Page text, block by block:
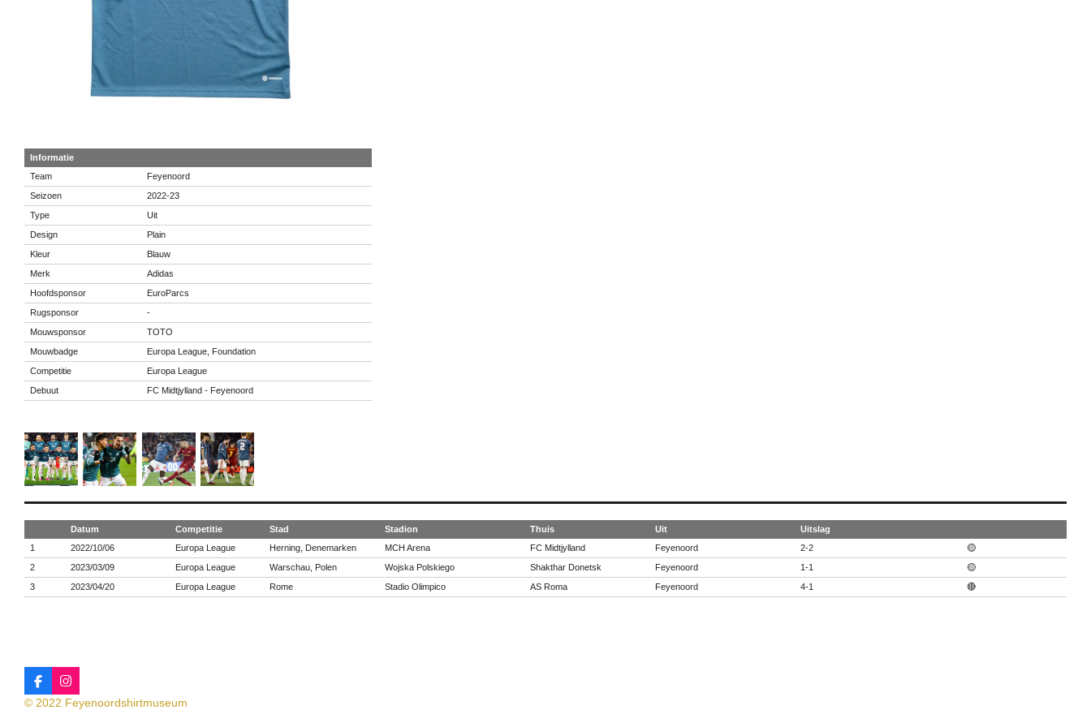
Informatie
Team
Feyenoord
Seizoen
2022-23
Type
Uit
Design
Plain
Kleur
Blauw
Merk
Adidas
Hoofdsponsor
EuroParcs
Rugsponsor
-
Mouwsponsor
TOTO
Mouwbadge
Europa League, Foundation
Competitie
Europa League
Debuut
FC Midtjylland - Feyenoord
Datum Competitie Stad Stadion Thuis Uit
Uitslag
1
2022/10/06 Europa League Herning, Denemarken MCH Arena FC Midtjylland Feyenoord 2-2
🟡
2
2023/03/09 Europa League Warschau, Polen Wojska Polskiego Shakthar Donetsk Feyenoord 1-1
🟡
3
2023/04/20 Europa League Rome Stadio Olimpico AS Roma Feyenoord 4-1 🔴
F
a
c
I
n
s
© 2022 Feyenoordshirtmuseum